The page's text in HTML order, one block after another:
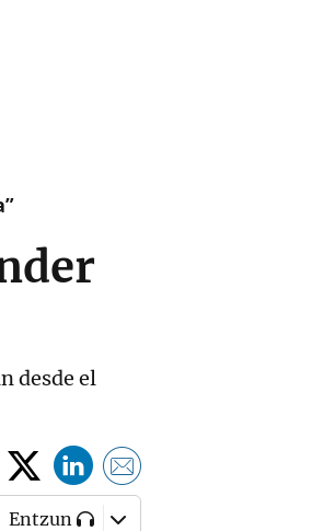
desde el
Entzun